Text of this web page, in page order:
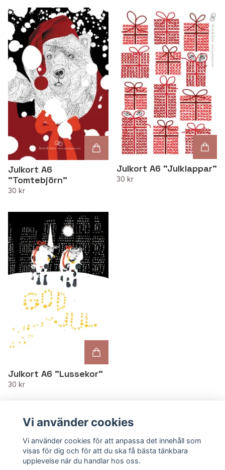
Julkort A6
"Tomtebjörn"
30 kr
Julkort A6 "Julklappar"
30 kr
Julkort A6 "Lussekor"
30 kr
Vi använder cookies
Vi använder cookies för att anpassa det innehåll som
visas för dig och för att du ska få bästa tänkbara
upplevelse när du handlar hos oss.